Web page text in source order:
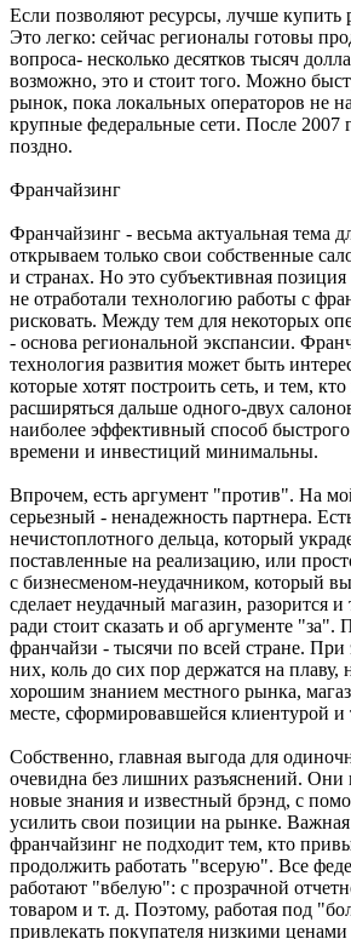
Если позволяют ресурсы, лучше купить
Это легко: сейчас регионалы готовы
вопроса- несколько десятков тысяч
возможно, это и стоит того. Можно
рынок, пока локальных операторов не
крупные федеральные сети. После 2007
поздно.
Франчайзинг
Франчайзинг - весьма актуальная тема
открываем только свои собственные
и странах. Но это субъективная
не отработали технологию работы с
рисковать. Между тем для некоторых
- основа региональной экспансии.
технология развития может быть
которые хотят построить сеть, и тем,
расширяться дальше одного-двух
наиболее эффективный способ
времени и инвестиций минимальны.
Впрочем, есть аргумент "против". На
серьезный - ненадежность партнера.
нечистоплотного дельца, который
поставленные на реализацию, или
с бизнесменом-неудачником, который
сделает неудачный магазин, разорится
ради стоит сказать и об аргументе "за".
франчайзи - тысячи по всей стране.
них, коль до сих пор держатся на плаву,
хорошим знанием местного рынка,
месте, сформировавшейся клиентурой и
Собственно, главная выгода для
очевидна без лишних разъяснений. Они
новые знания и известный брэнд, с
усилить свои позиции на рынке. Важная
франчайзинг не подходит тем, кто
продолжить работать "всерую". Все
работают "вбелую": с прозрачной
товаром и т. д. Поэтому, работая под
привлекать покупателя низкими